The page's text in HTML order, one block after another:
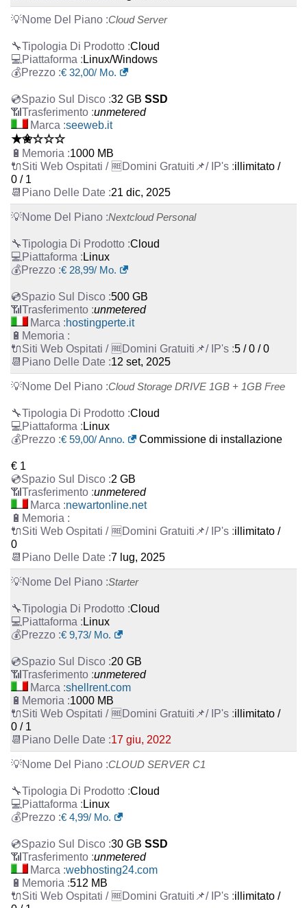
Cloud Server
Cloud
Linux/Windows
€ 32,00/ Mo.
32 GB SSD
unmetered
seeweb.it
★✬☆☆☆
1000 MB
illimitato /
0 / 1
21 dic, 2025
Nextcloud Personal
Cloud
Linux
€ 28,99/ Mo.
500 GB
unmetered
hostingperte.it
5 / 0 / 0
12 set, 2025
Cloud Storage DRIVE 1GB + 1GB Free
Cloud
Linux
€ 59,00/ Anno. Commissione di installazione
€ 1
2 GB
unmetered
newartonline.net
illimitato /
0
7 lug, 2025
Starter
Cloud
Linux
€ 9,73/ Mo.
20 GB
unmetered
shellrent.com
1000 MB
illimitato /
0 / 1
17 giu, 2022
CLOUD SERVER C1
Cloud
Linux
€ 4,99/ Mo.
30 GB SSD
unmetered
webhosting24.com
512 MB
illimitato /